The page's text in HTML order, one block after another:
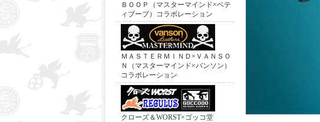
ＢＯＯＰ（マスターマインド×ベテ
ィブープ）コラボレーション
ＭＡＳＴＥＲＭＩＮＤ×ＶＡＮＳＯ
Ｎ（マスターマインド×バンソン）
コラボレーション
クローズ＆WORST×ゴッコ堂